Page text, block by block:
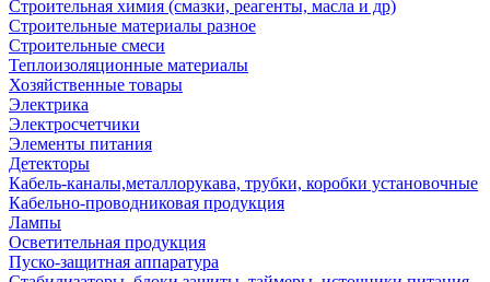
Строительная химия (смазки, реагенты, масла и др)
Строительные материалы разное
Строительные смеси
Теплоизоляционные материалы
Хозяйственные товары
Электрика
Электросчетчики
Элементы питания
Детекторы
Кабель-каналы,металлорукава, трубки, коробки установочные
Кабельно-проводниковая продукция
Лампы
Осветительная продукция
Пуско-защитная аппаратура